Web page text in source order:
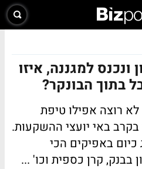
ונכנס למגננה, איזו
בתוך הבונקר?
רוצה אפילו טיפת
באי יועצי ההשקעות.
כיום באפיקים הכי
בבנק, קרן כספית וכו' ...